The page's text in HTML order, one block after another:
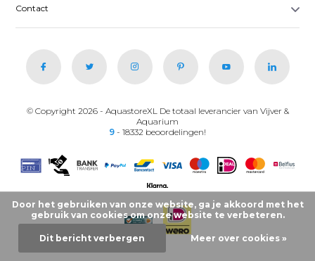
Contact
© Copyright 2026 - AquastoreXL De totaal leverancier van Vijver &
Aquarium
9 - 18332 beoordelingen!
Door het gebruiken van onze website, ga je akkoord met het
gebruik van cookies om onze website te verbeteren.
Dit bericht verbergen Meer over cookies »